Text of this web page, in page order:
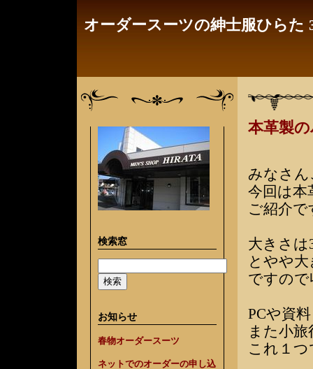
オーダースーツの紳士服ひら
検索窓
お知らせ
春物オーダースーツ
ネットでのオーダーの申し込
本革製
みなさ
今回は本
ご紹介で
大きさは
とやや
ですの
PCや資
また小
これ１